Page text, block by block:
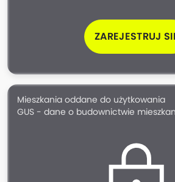
ZAREJESTRUJ
Mieszkania oddane do użytkowania
GUS - dane o budownictwie